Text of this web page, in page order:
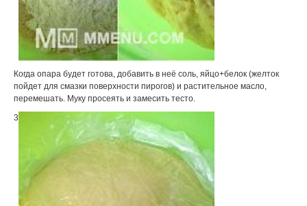
Когда опара будет готова, добавить в неё соль, яйцо+белок (желток
пойдет для смазки поверхности пирогов) и растительное масло,
перемешать. Муку просеять и замесить тесто.
3